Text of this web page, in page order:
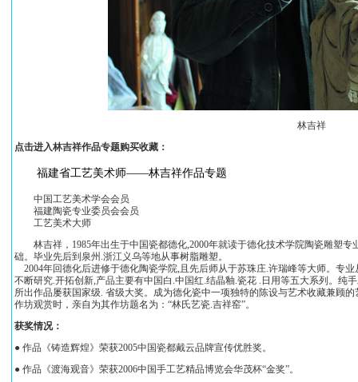
林吉祥
点击进入林吉祥作品专题购买收藏：
福建省工艺美术师——林吉祥作品专题
中国工艺美术学会会员
福建陶瓷专业委员会会员
工艺美术大师
林吉祥，1985年出生于中国瓷都德化,2000年就读于德化技术学院陶瓷雕塑专
础。毕业先后到泉州.浙江义乌等地从事树脂雕塑。
2004年回德化后进修于德化陶瓷学院,且先后师从于苏珠庄.许瑞峰等大师。专
不断研究.开拓创新,产品主要有中国白.中国红.结晶釉.瓷花 .日用等五大系列。纯
所出作品屡获国家级. 省级大奖。成为德化瓷中一项独特的陈设与艺术收藏兼顾
作坊观赏时，亲自为其作坊题名为：“林氏艺瓷.吉祥窑”。
获奖情况：
● 作品《铸造辉煌》荣获2005中国瓷都戴云品牌宣传优胜奖。
● 作品《渡海观音》荣获2006中国手工艺精品博览会华茂杯“金奖”。